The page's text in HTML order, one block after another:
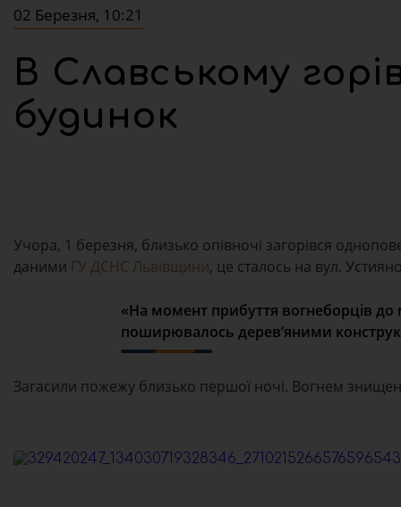
02 Березня, 10:21
В Славському
будинок
Учора, 1 березня, близько опівночі загорівся
даними ГУ ДСНС Львівщини, це сталось на вул.
«На момент прибуття вогнеборців
поширювалось дерев’яними
Загасили пожежу близько першої ночі. Вогнем